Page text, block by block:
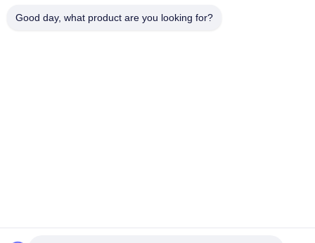
さい。
Good day, what product are you looking for?